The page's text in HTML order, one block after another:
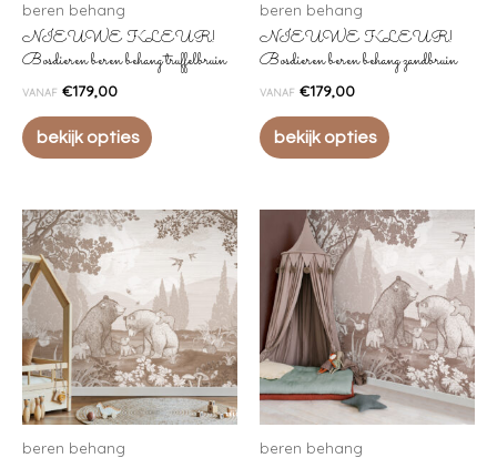
beren behang
NIEUWE KLEUR!
Bosdieren beren behang truffelbruin
VANAF €179,00
bekijk opties
beren behang
NIEUWE KLEUR!
Bosdieren beren behang zandbruin
VANAF €179,00
bekijk opties
beren behang beren behang